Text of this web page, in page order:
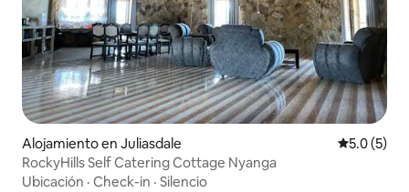
Alojamiento en Juliasdale
5.0 (5)
RockyHills Self Catering Cottage Nyanga
Ubicación · Check-in · Silencio